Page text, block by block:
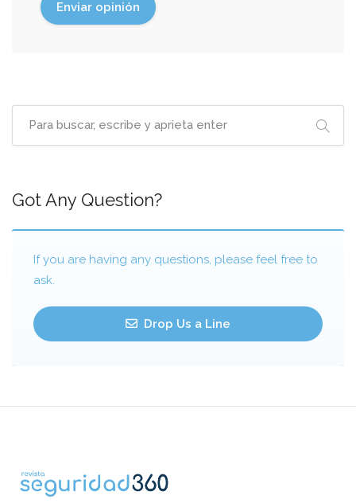
Got Any Question?
If you are having any questions, please feel free to
ask.
Drop Us a Line